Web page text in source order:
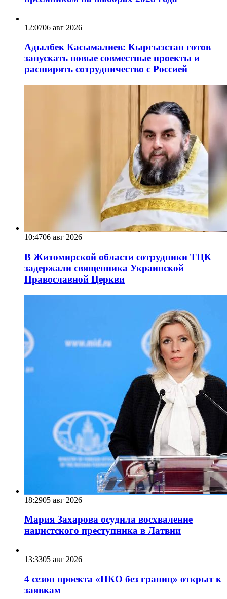
12:0706 авг 2026
Адылбек Касымалиев: Кыргызстан готов
запускать новые совместные проекты и
расширять сотрудничество с Россией
10:4706 авг 2026
В Житомирской области сотрудники ТЦК
задержали священника Украинской
Православной Церкви
18:2905 авг 2026
Мария Захарова осудила восхваление
нацистского преступника в Латвии
13:3305 авг 2026
4 сезон проекта «НКО без границ» открыт к
заявкам